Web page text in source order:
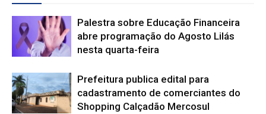
Palestra sobre Educação Financeira
abre programação do Agosto Lilás
nesta quarta-feira
Prefeitura publica edital para
cadastramento de comerciantes do
Shopping Calçadão Mercosul